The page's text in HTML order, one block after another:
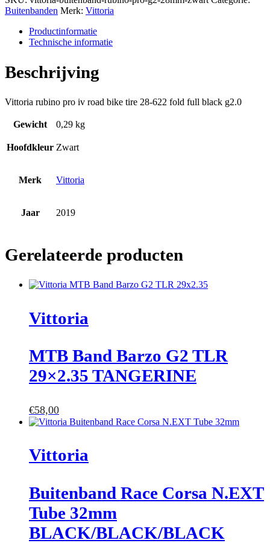
Buitenbanden Merk: Vittoria
Productinformatie
Technische informatie
Beschrijving
Vittoria rubino pro iv road bike tire 28-622 fold full black g2.0
Gewicht 0,29 kg
Hoofdkleur Zwart
Merk Vittoria
Jaar 2019
Gerelateerde producten
Vittoria
MTB Band Barzo G2 TLR
29×2.35 TANGERINE
€58,00
Vittoria
Buitenband Race Corsa N.EXT
Tube 32mm
BLACK/BLACK/BLACK